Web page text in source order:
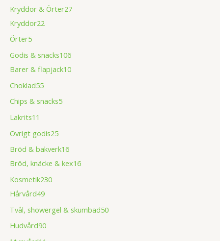
Kryddor & Örter27
Kryddor22
Örter5
Godis & snacks106
Barer & flapjack10
Choklad55
Chips & snacks5
Lakrits11
Övrigt godis25
Bröd & bakverk16
Bröd, knäcke & kex16
Kosmetik230
Hårvård49
Tvål, showergel & skumbad50
Hudvård90